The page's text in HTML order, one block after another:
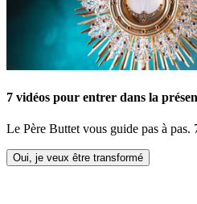
7 vidéos pour entrer dans la
Le Père Buttet vous guide pas à pas.
Oui, je veux être transformé